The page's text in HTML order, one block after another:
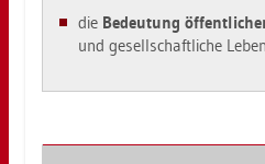
die Be­deu­tung
und ge­sell­schaft­li­che